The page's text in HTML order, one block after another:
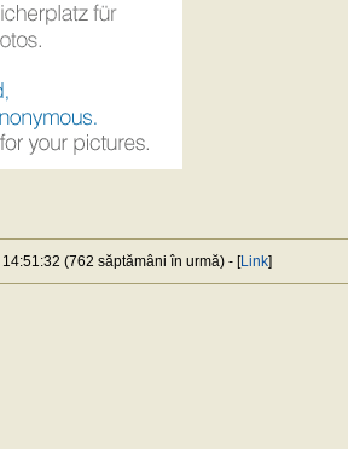
(762 săptămâni în urmă) - [Link]